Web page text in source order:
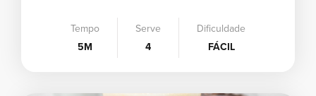
Tempo
5M
Serve
4
Dificuldade
FÁCIL